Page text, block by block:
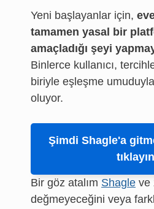
Yeni başlayanlar için,
tamamen yasal bir
amaçladığı şeyi
Binlerce kullanıcı,
biriyle eşleşme
oluyor.
Şimdi Shagle'a
Bir göz atalım Shagle ve
değmeyeceğini veya